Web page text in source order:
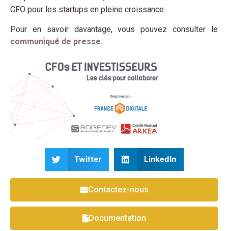
CFO pour les startups en pleine croissance.
Pour en savoir davantage, vous pouvez consulter le
communiqué de presse.
Twitter LinkedIn
Contactez-nous
Documentation